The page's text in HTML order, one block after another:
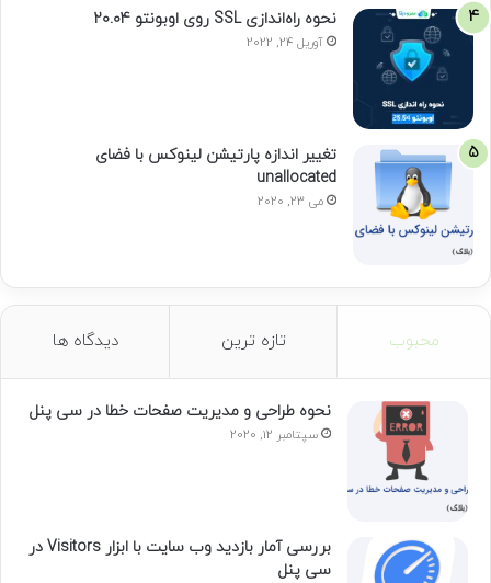
نحوه راه‌اندازی SSL روی اوبونتو 20.04
آوریل 24, 2022
تغییر اندازه پارتیشن لینوکس با فضای
unallocated
می 23, 2020
محبوب تازه ترین دیدگاه ها
نحوه طراحی و مدیریت صفحات خطا در سی پنل
سپتامبر 12, 2020
بررسی آمار بازدید وب سایت با ابزار Visitors در
سی پنل